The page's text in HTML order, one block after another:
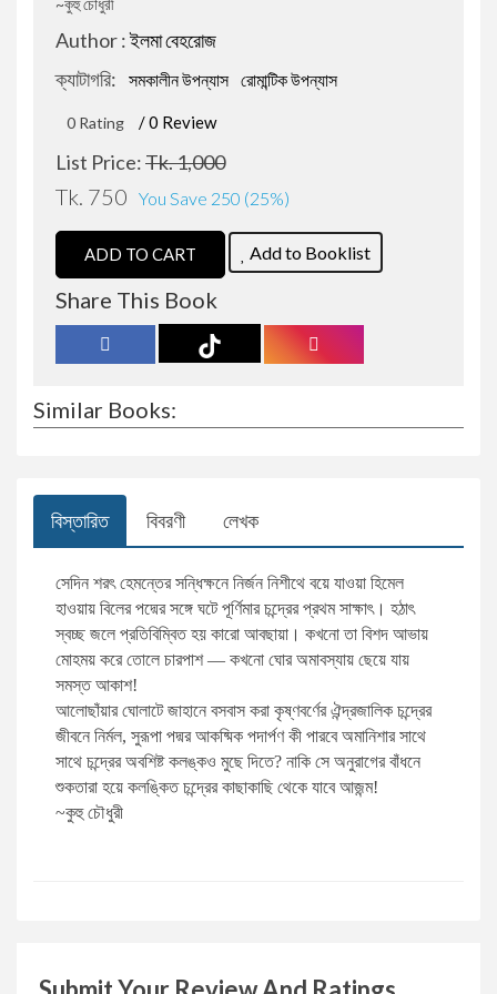
জওহরলাল নেহেরু
বারাক ওবামা
শরীফুল হাসান
সারফুদ্দিন আহমেদ
ডানকান ক্লার্ক
রফিকুর রশীদ
সালাহ উদ্দিন মাহমুদ
হাবীবুল্লাহ সিরাজী
রোমান্টিক উপন্যাস
রাজনীতি বিষয়ক প্রবন্ধ
প্রফেশনাল ও ক্যারিয়ার উন্নয়ন
বিজ্ঞানভিত্তিক প্রবন্ধ
আত্ন-উন্নয়ন ও মোটিভেশন
বিক্রয় ও বিপণন
সায়েন্স ফিকশন
দক্ষতা বৃদ্ধি
উদ্যোক্তা ও ব্যবসায়িক ব্যক্তিত্ব
আত্ম-উন্নয়ন ও মেডিটেশন
~কুহু চৌধুরী
Author :ইলমা বেহরোজ
ক্যাটাগরি:
সমকালীন উপন্যাস রোমান্টিক উপন্যাস
0 Rating / 0 Review
List Price:Tk. 1,000
Tk. 750 You Save 250 (25%)
ADD TO CART Add to Booklist
Share This Book
Similar Books:
বিস্তারিত বিবরণী লেখক
সেদিন শরৎ হেমন্তের সন্ধিক্ষনে নির্জন নিশীথে বয়ে যাওয়া হিমেল
হাওয়ায় বিলের পদ্মের সঙ্গে ঘটে পূর্ণিমার চন্দ্রের প্রথম সাক্ষাৎ। হঠাৎ
স্বচ্ছ জলে প্রতিবিম্বিত হয় কারো আবছায়া। কখনো তা বিশদ আভায়
মোহময় করে তোলে চারপাশ — কখনো ঘোর অমাবস্যায় ছেয়ে যায়
সমস্ত আকাশ!
আলোছাঁয়ার ঘোলাটে জাহানে বসবাস করা কৃষ্ণবর্ণের ঐন্দ্রজালিক চন্দ্রের
জীবনে নির্মল, সুরূপা পদ্মর আকষ্মিক পদার্পণ কী পারবে অমানিশার সাথে
সাথে চন্দ্রের অবশিষ্ট কলঙ্কও মুছে দিতে? নাকি সে অনুরাগের বাঁধনে
শুকতারা হয়ে কলঙ্কিত চন্দ্রের কাছাকাছি থেকে যাবে আজন্ম!
~কুহু চৌধুরী